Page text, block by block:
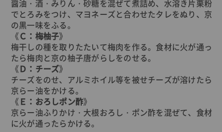
醤油・酒・みりん・砂糖を混ぜて煮詰め、水溶き片栗粉
でとろみをつけ、マヨネーズと合わせたタレをぬり、京
の黒一味をふる。
《 Ｃ：梅柚子》
梅干しの種を取りたたいて梅肉を作る。食材に火が通っ
たら梅肉と京の柚子唐がらしをのせる。
《 Ｄ：チーズ》
チーズをのせ、アルミホイル等を被せチーズが溶けたら
京らー油をかける。
《 Ｅ：おろしポン酢》
京らー油ふりかけ・大根おろし・ポン酢を混ぜて、食材
に火が通ったらかける。